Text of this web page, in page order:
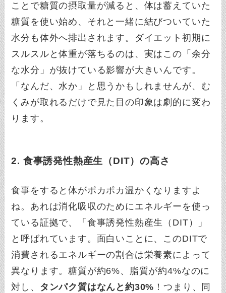
ことで糖質の摂取量が減ると、体は蓄えていた
糖質を使い始め、それと一緒に結びついていた
水分も体外へ排出されます。ダイエット初期に
スルスルと体重が落ちるのは、実はこの「余分
な水分」が抜けている影響が大きいんです。
「なんだ、水か」と思うかもしれませんが、む
くみが取れるだけで見た目の印象は劇的に変わ
ります。
2. 食事誘発性熱産生（DIT）の高さ
食事をすると体がポカポカ温かくなりますよ
ね。あれは消化吸収のためにエネルギーを使っ
ている証拠で、「食事誘発性熱産生（DIT）」
と呼ばれています。面白いことに、このDITで
消費されるエネルギーの割合は栄養素によって
異なります。糖質が約6%、脂質が約4%なのに
対し、
タンパク質はなんと約30% ！つまり、同